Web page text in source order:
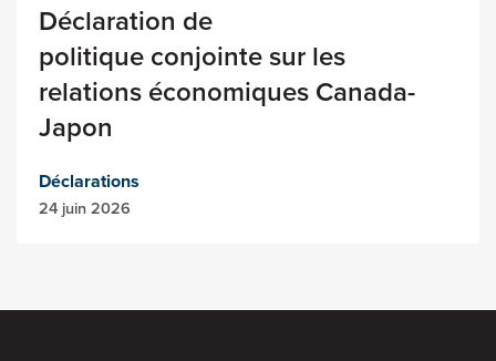
Déclaration de
politique conjointe sur les
relations économiques Canada-
Japon
Déclarations
24 juin 2026